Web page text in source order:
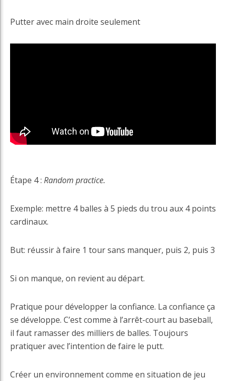
Putter avec main droite seulement
Étape 4 : Random practice.
Exemple: mettre 4 balles à 5 pieds du trou aux 4 points
cardinaux.
But: réussir à faire 1 tour sans manquer, puis 2, puis 3
Si on manque, on revient au départ.
Pratique pour développer la confiance. La confiance ça
se développe. C’est comme à l’arrêt-court au baseball,
il faut ramasser des milliers de balles. Toujours
pratiquer avec l’intention de faire le putt.
Créer un environnement comme en situation de jeu